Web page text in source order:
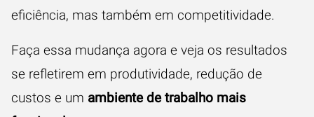
eficiência, mas também em competitividade.
Faça essa mudança agora e veja os resultados
se refletirem em produtividade, redução de
custos e um ambiente de trabalho mais